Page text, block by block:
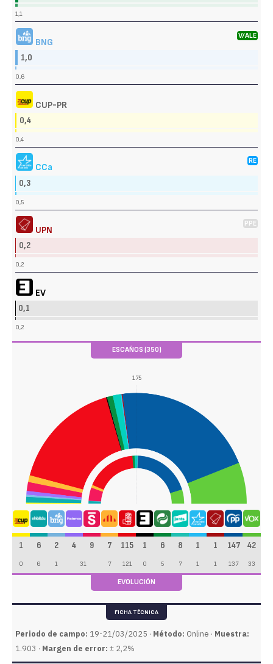
1,1
BNG
V/ALE
1,0
0,6
CUP-PR
0,4
0,4
CCa
RE
0,3
0,5
UPN
PPE
0,2
0,2
EV
0,1
0,2
ESCAÑOS (350)
175
1 6 2 4 9 7 115 1 6 8 1 1 147 42
0 6 1 31 7 121 0 5 7 1 1 137 33
EVOLUCIÓN
FICHA TÉCNICA
Periodo de campo: 19-21/03/2025 · Método: Online · Muestra:
1.903 · Margen de error: ± 2,2%